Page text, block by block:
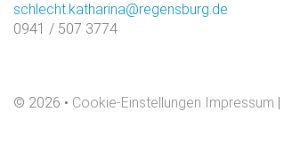
schlecht.katharina@regensburg.de
0941 / 507 3774
© 2026 Cookie-Einstellungen Impressum |